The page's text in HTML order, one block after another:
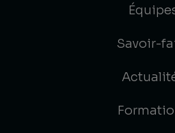
Savoir-